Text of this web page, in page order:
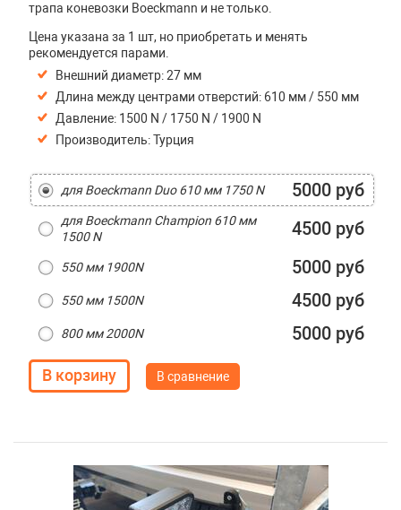
трапа коневозки Boeckmann и не только.
Цена указана за 1 шт, но приобретать и менять
рекомендуется парами.
Внешний диаметр:27 мм
Длина между центрами отверстий: 610 мм / 550 мм
Давление: 1500 N / 1750 N / 1900 N
Производитель: Турция
для Boeckmann Duo 610 мм 1750 N 5000 руб
для Boeckmann Champion 610 мм
1500 N
4500 руб
550 мм 1900N 5000 руб
550 мм 1500N 4500 руб
800 мм 2000N 5000 руб
В сравнение